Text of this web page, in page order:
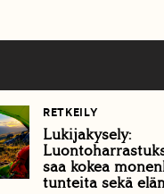
RETKEILY
Lukijakysely:
saa kokea
tunteita sekä